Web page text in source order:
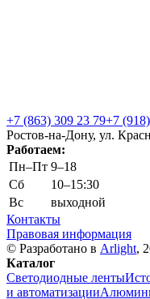
+7 (863) 309 23 79+7
Ростов-на-Дону, ул.
Работаем:
Пн–Пт 9–18
Сб
10–15:30
Вс
выходной
Контакты
Правовая информация
© Разработано в Arlight,
Каталог
Светодиодные ленты
и автоматизации